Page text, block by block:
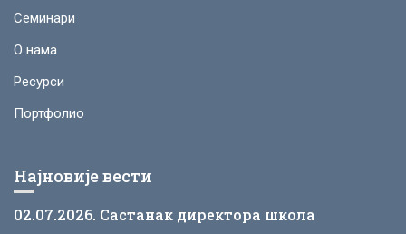
Семинари
О нама
Ресурси
Портфолио
Најновије вести
02.07.2026. Састанак директора школа